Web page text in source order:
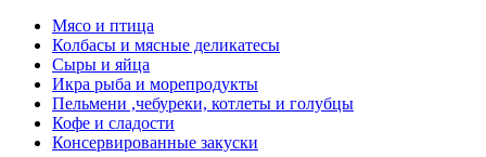
Мясо и птица
Колбасы и мясные деликатесы
Сыры и яйца
Икра рыба и морепродукты
Пельмени ,чебуреки, котлеты и голубцы
Кофе и сладости
Консервированные закуски